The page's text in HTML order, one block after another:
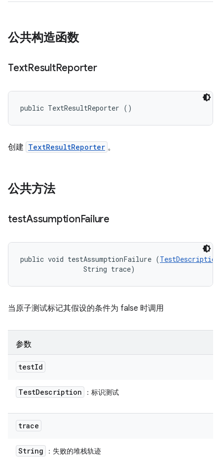
公共构造函数
TextResultReporter
public TextResultReporter ()
创建 TextResultReporter 。
公共方法
testAssumptionFailure
public void testAssumptionFailure (TestDescription
                String trace)
当原子测试标记其假设的条件为 false 时调用
参数
testId
TestDescription ：标识测试
trace
String ：失败的堆栈轨迹